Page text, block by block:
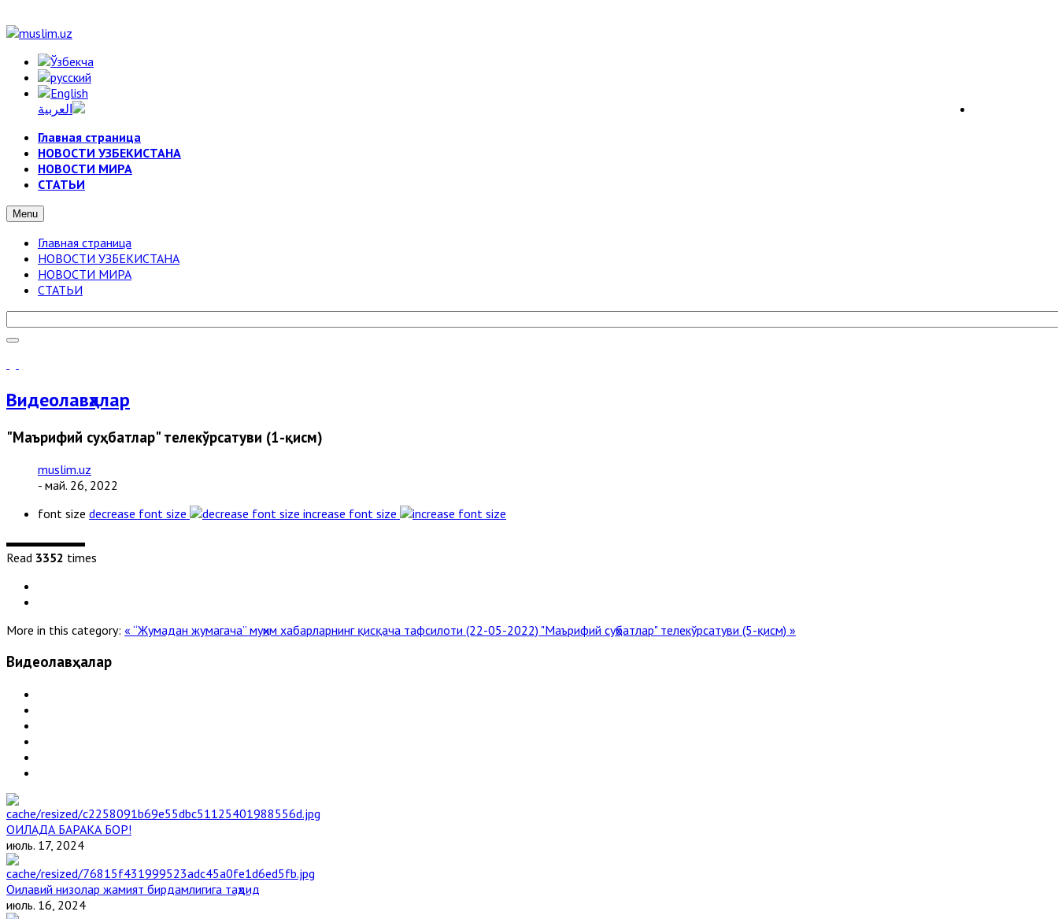
Главная страница
НОВОСТИ УЗБЕКИСТАНА
НОВОСТИ МИРА
СТАТЬИ
Menu
Главная страница
НОВОСТИ УЗБЕКИСТАНА
НОВОСТИ МИРА
СТАТЬИ
Видеолавҳалар
"Маърифий суҳбатлар" телекўрсатуви (1-қисм)
muslim.uz
- май. 26, 2022
font size decrease font size increase font size
Read 3352 times
More in this category: « “Жумадан жумагача” муҳим хабарларнинг қисқача тафсилоти (22-05-2022) "Маърифий суҳбатлар" телекўрсатуви (5-қисм) »
Видеолавҳалар
ОИЛАДА БАРАКА БОР!
июль. 17, 2024
Оилавий низолар жамият бирдамлигига таҳдид
июль. 16, 2024